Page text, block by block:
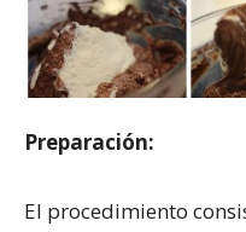
Preparación:
El procedimiento